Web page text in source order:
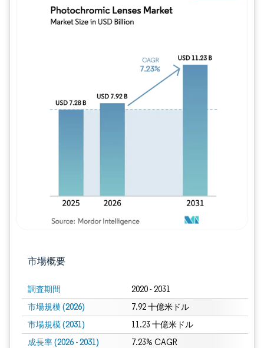
市場概要
調査期間 2020 - 2031
市場規模 (2026) 7.92 十億米ドル
市場規模 (2031) 11.23 十億米ドル
成長率 (2026 - 2031) 7.23% CAGR